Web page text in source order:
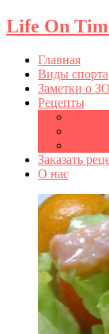
Life On
Главная
Виды спорта
Заметки о
Рецепты
Заказать
О нас